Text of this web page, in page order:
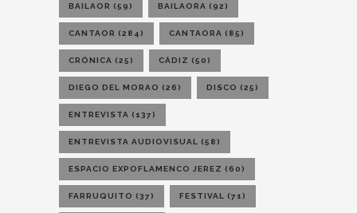
BAILAOR (59) BAILAORA (92)
CANTAOR (284) CANTAORA (85)
CRÓNICA (25) CÁDIZ (50)
DIEGO DEL MORAO (26) DISCO (25)
ENTREVISTA (137)
ENTREVISTA AUDIOVISUAL (58)
ESPACIO EXPOFLAMENCO JEREZ (60)
FARRUQUITO (37) FESTIVAL (71)